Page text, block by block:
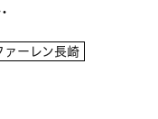
ァーレン長崎